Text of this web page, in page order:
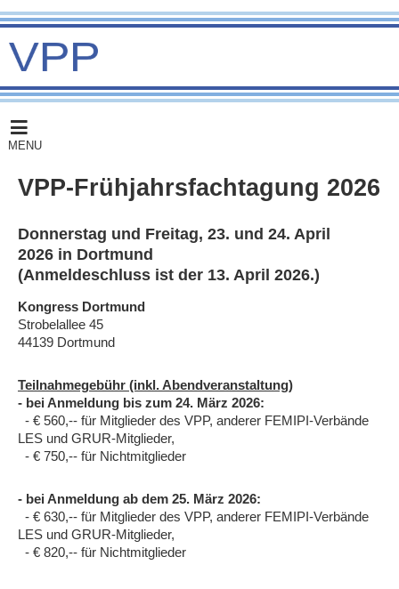
MENU
VPP-Frühjahrsfachtagung 2026
Donnerstag und Freitag, 23. und 24. April
2026 in Dortmund
(Anmeldeschluss ist der 13. April 2026.)
Kongress Dortmund
Strobelallee 45
44139 Dortmund
Teilnahmegebühr (inkl. Abendveranstaltung)
- bei Anmeldung bis zum 24. März 2026:
- € 560,-- für Mitglieder des VPP, anderer FEMIPI-Verbände
LES und GRUR-Mitglieder,
- € 750,-- für Nichtmitglieder
- bei Anmeldung ab dem 25. März 2026:
- € 630,-- für Mitglieder des VPP, anderer FEMIPI-Verbände
LES und GRUR-Mitglieder,
- € 820,-- für Nichtmitglieder